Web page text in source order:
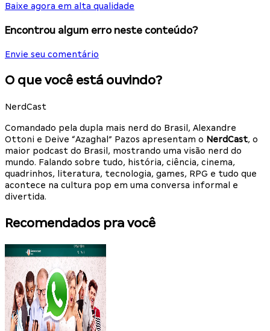
Baixe agora em alta qualidade
Encontrou algum erro neste conteúdo?
Envie seu comentário
O que você está ouvindo?
NerdCast
Comandado pela dupla mais nerd do Brasil, Alexandre
Ottoni e Deive “Azaghal” Pazos apresentam o NerdCast, o
maior podcast do Brasil, mostrando uma visão nerd do
mundo. Falando sobre tudo, história, ciência, cinema,
quadrinhos, literatura, tecnologia, games, RPG e tudo que
acontece na cultura pop em uma conversa informal e
divertida.
Recomendados pra você